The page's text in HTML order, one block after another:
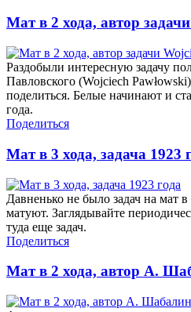
Мат в 2 хода, автор
Раздобыли интересную задачу
Павловского (Wojciech
поделиться. Белые начинают и
года.
Поделиться
Мат в 3 хода, задача 1923
Давненько не было задач на мат
матуют. Заглядывайте
туда еще задач.
Поделиться
Мат в 2 хода, автор А.